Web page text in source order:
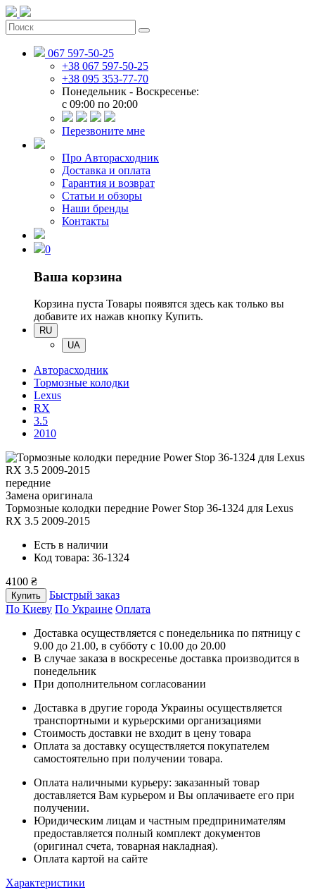
067 597-50-25
+38 067 597-50-25
+38 095 353-77-70
Понедельник - Воскресенье:
c 09:00 по 20:00
Перезвоните мне
Про Авторасходник
Доставка и оплата
Гарантия и возврат
Статьи и обзоры
Наши бренды
Контакты
0
Ваша корзина
Корзина пуста Товары появятся здесь как только вы
добавите их нажав кнопку Купить.
RU
UA
Авторасходник
Тормозные колодки
Lexus
RX
3.5
2010
передние
Замена оригинала
Тормозные колодки передние Power Stop 36-1324 для Lexus
RX 3.5 2009-2015
Есть в наличии
Код товара: 36-1324
4100 ₴
Купить
Быстрый заказ
По Киеву По Украине Оплата
Доставка осуществляется с понедельника по пятницу с
9.00 до 21.00, в субботу с 10.00 до 20.00
В случае заказа в воскресенье доставка производится в
понедельник
При дополнительном согласовании
Доставка в другие города Украины осуществляется
транспортными и курьерскими организациями
Стоимость доставки не входит в цену товара
Оплата за доставку осуществляется покупателем
самостоятельно при получении товара.
Оплата наличными курьеру: заказанный товар
доставляется Вам курьером и Вы оплачиваете его при
получении.
Юридическим лицам и частным предпринимателям
предоставляется полный комплект документов
(оригинал счета, товарная накладная).
Оплата картой на сайте
Характеристики